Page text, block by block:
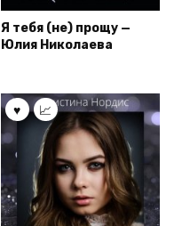
Я тебя (не) прощу —
Юлия Николаева